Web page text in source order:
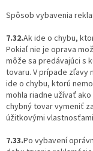
Spôsob vybavenia
7.32.Ak ide o chybu,
Pokiaľ nie je oprava
môže sa predávajúci s
tovaru. V prípade zľavy
ide o chybu, ktorú
mohla riadne užívať
chybný tovar vymeniť
úžitkovými
7.33.Po vybavení